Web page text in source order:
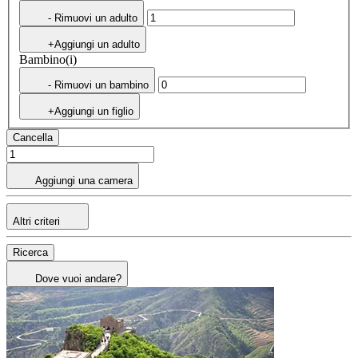
- Rimuovi un adulto
+Aggiungi un adulto
Bambino(i)
- Rimuovi un bambino
+Aggiungi un figlio
Cancella
Aggiungi una camera
Altri criteri
Ricerca
Dove vuoi andare?